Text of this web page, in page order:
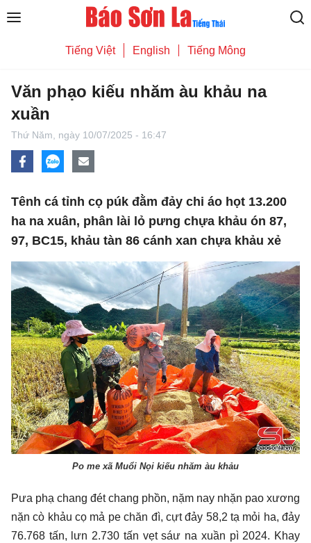
Tiếng Việt English Tiếng Mông
Văn phạo kiếu nhăm àu khảu na
xuần
Thứ Năm, ngày 10/07/2025 - 16:47
Tênh cá tỉnh cọ púk đằm đảy chi áo họt 13.200
ha na xuân, phân lài lỏ pưng chựa khảu ón 87,
97, BC15, khảu tàn 86 cánh xan chựa khảu xẻ
Po me xã Muổi Nọi kiếu nhăm àu khảu
Pưa phạ chang đét chang phồn, nặm nay nhặn pao xương
nặn cò khảu cọ mả pe chăn đì, cựt đảy 58,2 tạ mỏi ha, đảy
76.768 tấn, lưn 2.730 tấn vẹt sáư na xuần pì 2024. Khay